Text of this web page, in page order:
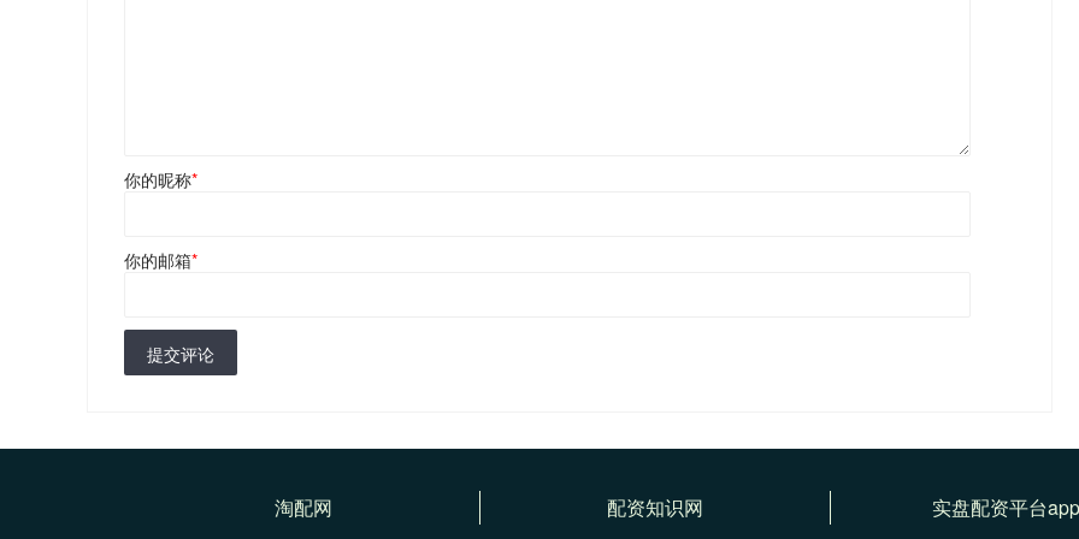
你的昵称*
你的邮箱*
提交评论
淘配网 配资知识网 实盘配资平台app